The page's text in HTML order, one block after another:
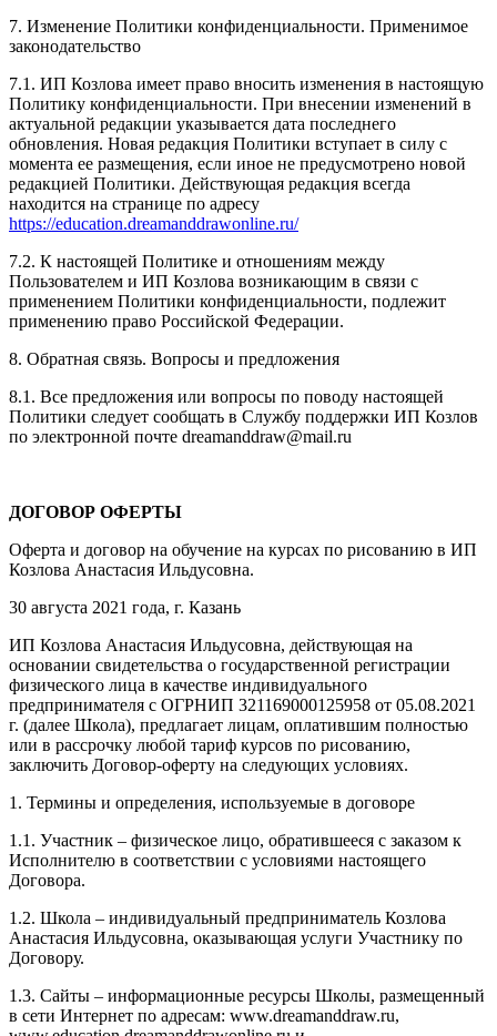
7. Изменение Политики конфиденциальности. Применимое
законодательство
7.1. ИП Козлова имеет право вносить изменения в настоящую
Политику конфиденциальности. При внесении изменений в
актуальной редакции указывается дата последнего
обновления. Новая редакция Политики вступает в силу с
момента ее размещения, если иное не предусмотрено новой
редакцией Политики. Действующая редакция всегда
находится на странице по адресу
https://education.dreamanddrawonline.ru/
7.2. К настоящей Политике и отношениям между
Пользователем и ИП Козлова возникающим в связи с
применением Политики конфиденциальности, подлежит
применению право Российской Федерации.
8. Обратная связь. Вопросы и предложения
8.1. Все предложения или вопросы по поводу настоящей
Политики следует сообщать в Службу поддержки ИП Козлов
по электронной почте dreamanddraw@mail.ru
ДОГОВОР ОФЕРТЫ
Оферта и договор на обучение на курсах по рисованию в ИП
Козлова Анастасия Ильдусовна.
30 августа 2021 года, г. Казань
ИП Козлова Анастасия Ильдусовна, действующая на
основании свидетельства о государственной регистрации
физического лица в качестве индивидуального
предпринимателя с ОГРНИП 321169000125958 от 05.08.2021
г. (далее Школа), предлагает лицам, оплатившим полностью
или в рассрочку любой тариф курсов по рисованию,
заключить Договор-оферту на следующих условиях.
1. Термины и определения, используемые в договоре
1.1. Участник – физическое лицо, обратившееся с заказом к
Исполнителю в соответствии с условиями настоящего
Договора.
1.2. Школа – индивидуальный предприниматель Козлова
Анастасия Ильдусовна, оказывающая услуги Участнику по
Договору.
1.3. Сайты – информационные ресурсы Школы, размещенный
в сети Интернет по адресам: www.dreamanddraw.ru,